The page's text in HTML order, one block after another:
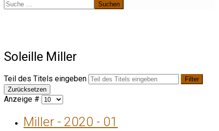
Suchen
Soleille Miller
Teil des Titels eingeben
Filter
Zurücksetzen
Anzeige #
Miller - 2020 - 01